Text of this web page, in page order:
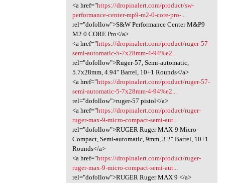
<a href="https://dropinalert.com/product/sw-
performance-center-mp9-m2-0-core-pro-...
rel="dofollow">S&W Performance Center M&P9
M2.0 CORE Pro</a>
<a href="https://dropinalert.com/product/ruger-57-
semi-automatic-5-7x28mm-4-94%e2...
rel="dofollow">Ruger-57, Semi-automatic,
5.7x28mm, 4.94″ Barrel, 10+1 Rounds</a>
<a href="https://dropinalert.com/product/ruger-57-
semi-automatic-5-7x28mm-4-94%e2...
rel="dofollow">ruger-57 pistol</a>
<a href="https://dropinalert.com/product/ruger-
ruger-max-9-micro-compact-semi-aut...
rel="dofollow">RUGER Ruger MAX-9 Micro-
Compact, Semi-automatic, 9mm, 3.2″ Barrel, 10+1
Rounds</a>
<a href="https://dropinalert.com/product/ruger-
ruger-max-9-micro-compact-semi-aut...
rel="dofollow">RUGER Ruger MAX 9 </a>